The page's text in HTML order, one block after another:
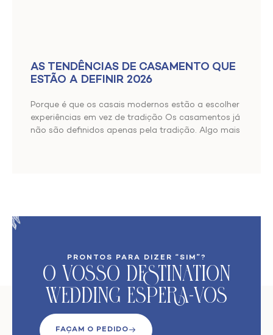
AS TENDÊNCIAS DE CASAMENTO QUE
ESTÃO A DEFINIR 2026
Porque é que os casais modernos estão a escolher
experiências em vez de tradição Os casamentos já
não são definidos apenas pela tradição. Algo mais
PRONTOS PARA DIZER “SIM”?
O VoSso Destination
Wedding Espera-vos
FAÇAM O PEDIDO